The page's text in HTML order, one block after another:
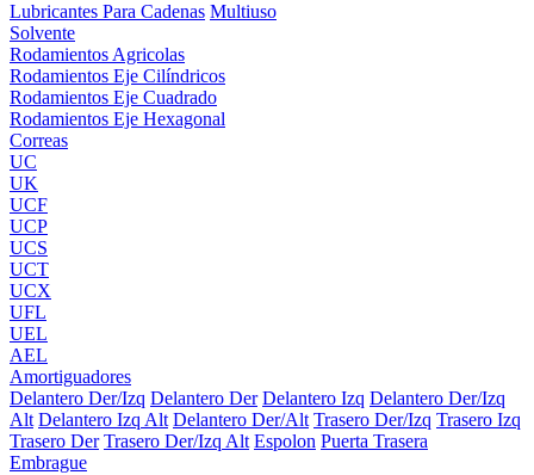
Lubricantes Para Cadenas Multiuso
Solvente
Rodamientos Agricolas
Rodamientos Eje Cilíndricos
Rodamientos Eje Cuadrado
Rodamientos Eje Hexagonal
Correas
UC
UK
UCF
UCP
UCS
UCT
UCX
UFL
UEL
AEL
Amortiguadores
Delantero Der/Izq Delantero Der Delantero Izq Delantero Der/Izq
Alt Delantero Izq Alt Delantero Der/Alt Trasero Der/Izq Trasero Izq
Trasero Der Trasero Der/Izq Alt Espolon Puerta Trasera
Embrague